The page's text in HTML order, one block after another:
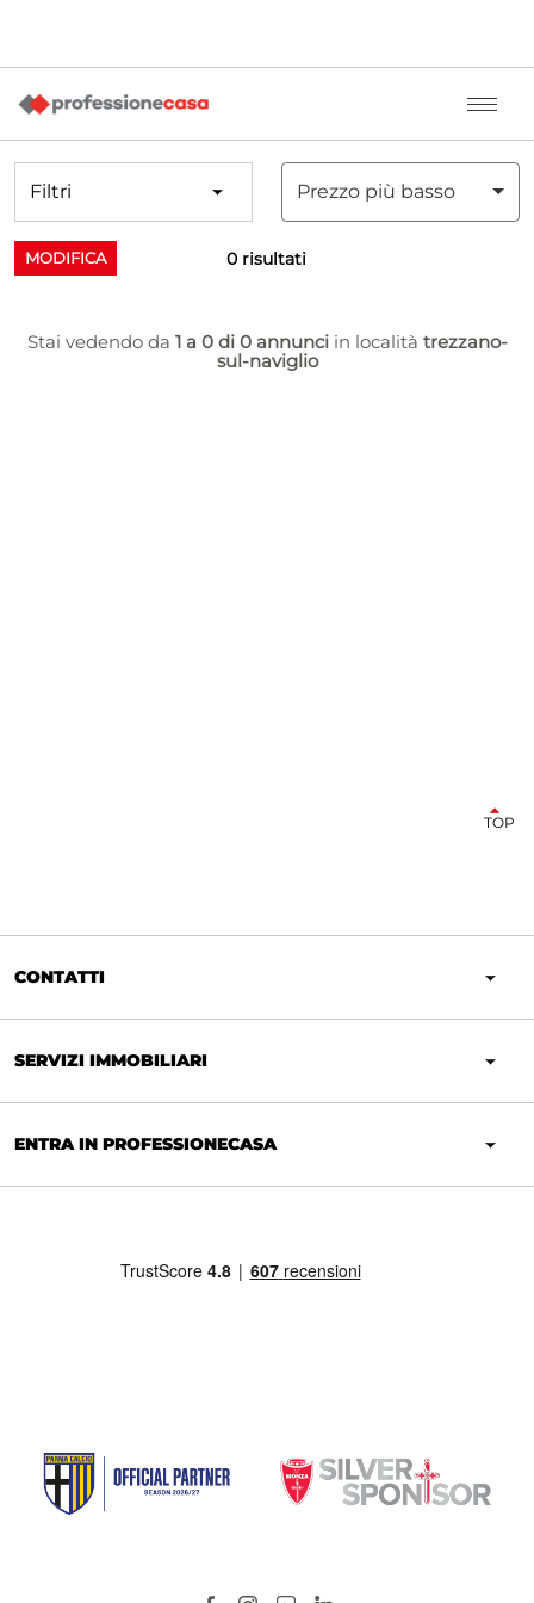
Filtri Prezzo più basso
MODIFICA 0 risultati
Stai vedendo da 1 a 0 di 0 annunciin località trezzano-
sul-naviglio
TOP
CONTATTI
SERVIZI IMMOBILIARI
ENTRA IN PROFESSIONECASA